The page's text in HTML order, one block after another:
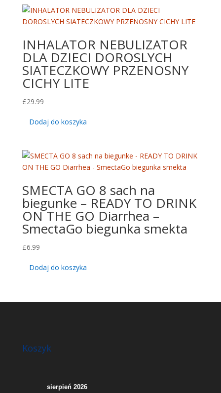
INHALATOR NEBULIZATOR
DLA DZIECI DOROSLYCH
SIATECZKOWY PRZENOSNY
CICHY LITE
£29.99
Dodaj do koszyka
SMECTA GO 8 sach na
biegunke – READY TO DRINK
ON THE GO Diarrhea –
SmectaGo biegunka smekta
£6.99
Dodaj do koszyka
Koszyk
sierpień 2026